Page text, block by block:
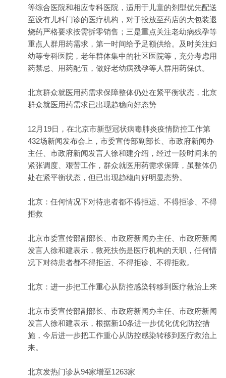
等综合医院和相应专科医院，适用于儿童的剂型优先配送
至设有儿科门诊的医疗机构，对于投放至药店的大包装退
烧药严格要求按需拆零销售；三是重点关注老幼病残孕等
重点人群用药需求，第一时间给予足额供给。及时关注妇
幼等专科医院，老年群体集中的社区医院等，充分考虑用
药禁忌、用药配伍，做好老幼病残孕等人群用药保供。
北京群众就医用药需求保障整体仍处在紧平衡状态，北京
群众就医用药需求已出现趋稳向好态势
12月19日，在北京市新型冠状病毒肺炎疫情防控工作第
432场新闻发布会上，市委宣传部副部长、市政府新闻办
主任、市政府新闻发言人徐和建介绍，经过一段时间来的
紧张调度、艰苦工作，群众就医用药需求保障，虽整体仍
处在紧平衡状态，但已出现趋稳向好明显态势。
北京：任何情况下对待患者都不得拒运、不得拒诊、不得
拒救
北京市委宣传部副部长、市政府新闻办主任、市政府新闻
发言人徐和建表示，救死扶伤是医疗机构的天职，任何情
况下对待患者都不得拒运、不得拒诊、不得拒救。
北京：进一步把工作重心从防控感染转移到医疗救治上来
北京市委宣传部副部长、市政府新闻办主任、市政府新闻
发言人徐和建表示，根据新10条进一步优化优化防控措
施，今后进一步把工作重心从防控感染转移到医疗救治上
来。
北京发热门诊从94家增至1263家